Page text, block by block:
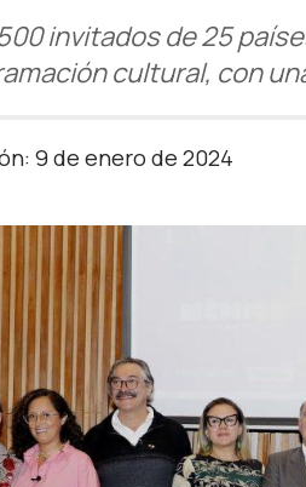
invitados de 25
cultural, con
9 de enero de 2024